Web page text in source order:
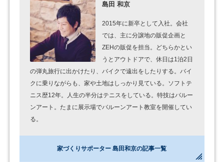
島田 和京
2015年に新卒として入社。会社
では、主に分譲地の販促企画と
ZEHの販促を担当。どちらかとい
うとアウトドアで、休日は1泊2日
の弾丸旅行に出かけたり、バイクで遠出をしたりする。バイ
クに乗りながらも、家や土地はしっかり見ている。ソフトテ
ニス歴12年。人生の半分はテニスをしている。特技はバルー
ンアート。たまに展示場でバルーンアート教室を開催してい
る。
家づくりサポーター 島田和京の記事一覧